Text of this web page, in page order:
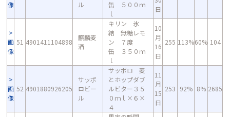
像
ル
缶 ５００ｍ
ｌ
日
画
像
51 4901411104898
麒麟麦
酒
キリン 氷
結 無糖レモ
ン ７度
缶 ３５０ｍ
ｌ
10
月
16
日
255 113%60% 104
画
像
52 4901880926205
サッポ
ロビー
ル
サッポロ 麦
とホップダブ
ルビター３５
０ｍｌ×６×
４
11
月
15
日
253 92% 8% 2685